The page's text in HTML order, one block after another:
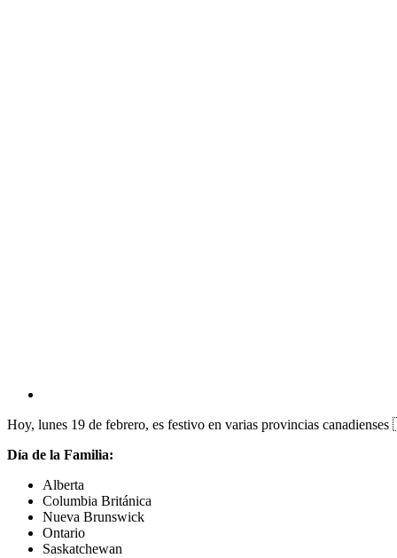
Hoy, lunes 19 de febrero, es festivo en varias provincias
Día de la Familia:
Alberta
Columbia Británica
Nueva Brunswick
Ontario
Saskatchewan